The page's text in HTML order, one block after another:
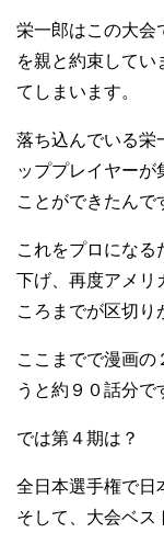
栄一郎はこの大会
を親と約束してい
てしまいます。
落ち込んでいる栄
ッププレイヤーが
ことができたんで
これをプロになる
下げ、再度アメリ
ころまでが区切り
ここまでで漫画の
うと約９０話分で
では第４期は？
全日本選手権で日
そして、大会ベス